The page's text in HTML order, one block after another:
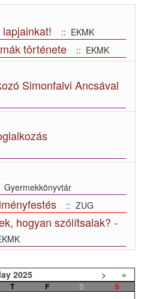
:: EKMK
története :: EKMK
Simonfalvi Ancsával
Gyermekkönyvtár
:: ZUG
hogyan szólítsalak? -
2025 > »
T F S
S